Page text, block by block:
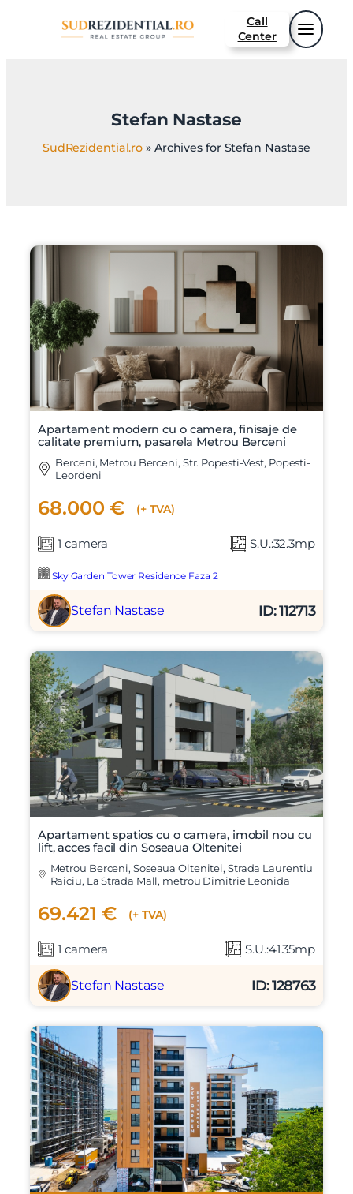
Call
Center
Stefan Nastase
SudRezidential.ro » Archives for Stefan Nastase
Apartament modern cu o camera, finisaje de
calitate premium, pasarela Metrou Berceni
Berceni, Metrou Berceni, Str. Popesti-Vest, Popesti-
Leordeni
68.000 € (+ TVA)
1 camera S.U.:32.3mp
Sky Garden Tower Residence Faza 2
Stefan Nastase ID: 112713
Apartament spatios cu o camera, imobil nou cu
lift, acces facil din Soseaua Oltenitei
Metrou Berceni, Soseaua Oltenitei, Strada Laurentiu
Raiciu, La Strada Mall, metrou Dimitrie Leonida
69.421 € (+ TVA)
1 camera S.U.:41.35mp
Stefan Nastase ID: 128763